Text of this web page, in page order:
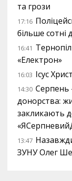
та грози
17:16
більше сотні
16:41
«Електрон»
16:03 Ісус
14:30 Серпень
донорства:
закликають
13:47
ЗУНУ Олег